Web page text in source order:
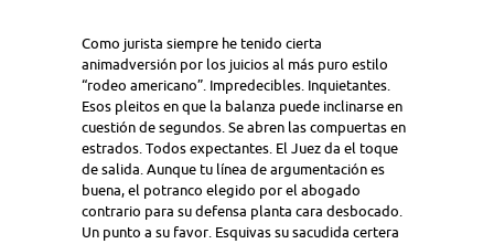
Como jurista siempre he tenido cierta
animadversión por los juicios al más puro estilo
“rodeo americano”. Impredecibles. Inquietantes.
Esos pleitos en que la balanza puede inclinarse en
cuestión de segundos. Se abren las compuertas en
estrados. Todos expectantes. El Juez da el toque
de salida. Aunque tu línea de argumentación es
buena, el potranco elegido por el abogado
contrario para su defensa planta cara desbocado.
Un punto a su favor. Esquivas su sacudida certera